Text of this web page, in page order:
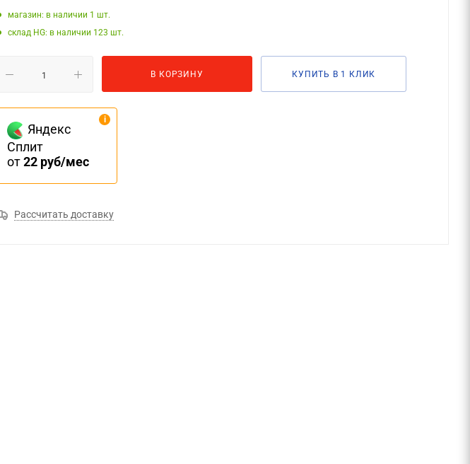
Магазин: в наличии 1
Склад HG: в наличии 123
В КОРЗИНУ КУПИТЬ В 1 КЛИК
Яндекс
Сплит
от22 руб/мес
Рассчитать доставку